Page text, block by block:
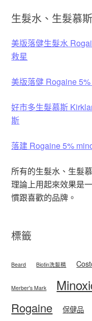
生髮水、生髮慕
美版落健生髮水
救星
美版落健 Rogaine
好市多生髮慕斯
斯
落建 Rogaine 5%
所有的生髮水、生髮
理論上用起來效果是
慣跟喜歡的品牌。
標籤
Beard Biotin洗髮精
Merber's Mark
Rogaine 保健品